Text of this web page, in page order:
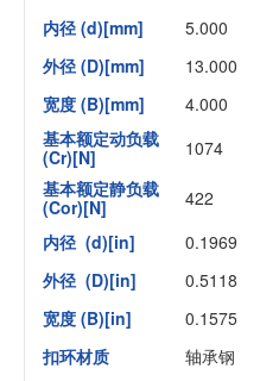
内径 (d)[mm]
5.000
外径 (D)[mm]
13.000
宽度 (B)[mm]
4.000
基本额定动负载
(Cr)[N]
1074
基本额定静负载
(Cor)[N]
422
内径 (d)[in]
0.1969
外径 (D)[in]
0.5118
宽度 (B)[in]
0.1575
扣环材质
轴承钢